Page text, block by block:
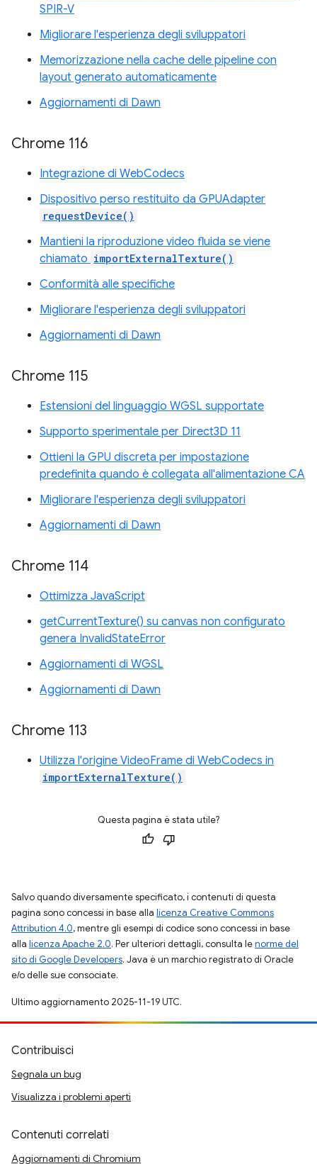
SPIR-V
Migliorare l'esperienza degli sviluppatori
Memorizzazione nella cache delle pipeline con
layout generato automaticamente
Aggiornamenti di Dawn
Chrome 116
Integrazione di WebCodecs
Dispositivo perso restituito da GPUAdapter
requestDevice()
Mantieni la riproduzione video fluida se viene
chiamato importExternalTexture()
Conformità alle specifiche
Migliorare l'esperienza degli sviluppatori
Aggiornamenti di Dawn
Chrome 115
Estensioni del linguaggio WGSL supportate
Supporto sperimentale per Direct3D 11
Ottieni la GPU discreta per impostazione
predefinita quando è collegata all'alimentazione CA
Migliorare l'esperienza degli sviluppatori
Aggiornamenti di Dawn
Chrome 114
Ottimizza JavaScript
getCurrentTexture() su canvas non configurato
genera InvalidStateError
Aggiornamenti di WGSL
Aggiornamenti di Dawn
Chrome 113
Utilizza l'origine VideoFrame di WebCodecs in
importExternalTexture()
Questa pagina è stata utile?
Salvo quando diversamente specificato, i contenuti di questa
pagina sono concessi in base alla licenza Creative Commons
Attribution 4.0, mentre gli esempi di codice sono concessi in base
alla licenza Apache 2.0. Per ulteriori dettagli, consulta lenorme del
sito di Google Developers. Java è un marchio registrato di Oracle
e/o delle sue consociate.
Ultimo aggiornamento 2025-11-19 UTC.
Contribuisci
Segnala un bug
Visualizza i problemi aperti
Contenuti correlati
Aggiornamenti di Chromium